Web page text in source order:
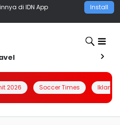
di IDN App Install
2026 Soccer Times Iklanin